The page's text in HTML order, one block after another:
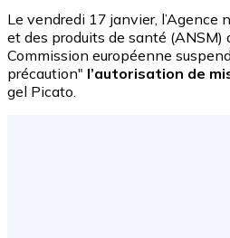
Le vendredi 17 janvier, l’Agence
et des produits de santé (ANSM)
Commission européenne
précaution" l’autorisation de
gel Picato.